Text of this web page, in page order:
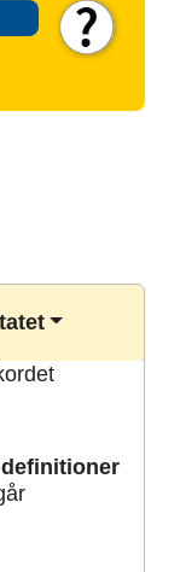
definitioner